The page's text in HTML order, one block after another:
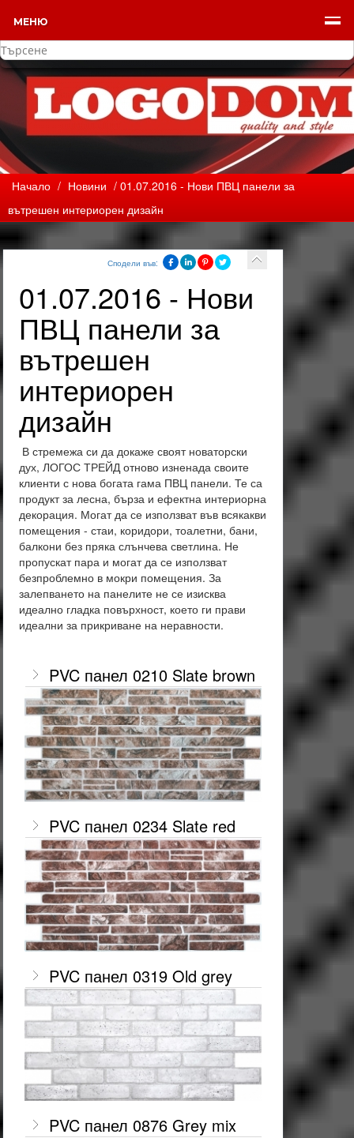
МЕНЮ
Начало / Новини / 01.07.2016 - Нови ПВЦ панели за
вътрешен интериорен дизайн
Сподели във:
01.07.2016 - Нови
ПВЦ панели за
вътрешен
интериорен
дизайн
В стремежа си да докаже своят новаторски
дух, ЛОГОС ТРЕЙД отново изненада своите
клиенти с нова богата гама ПВЦ панели. Те са
продукт за лесна, бърза и ефектна интериорна
декорация. Могат да се използват във всякакви
помещения - стаи, коридори, тоалетни, бани,
балкони без пряка слънчева светлина. Не
пропускат пара и могат да се използват
безпроблемно в мокри помещения. За
залепването на панелите не се изисква
идеално гладка повърхност, което ги прави
идеални за прикриване на неравности.
PVC панел 0210 Slate brown
PVC панел 0234 Slate red
PVC панел 0319 Old grey
PVC панел 0876 Grey mix